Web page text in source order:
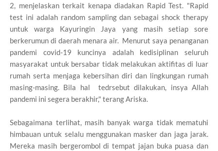
2, menjelaskan terkait kenapa diadakan Rapid Test. "Rapid
test ini adalah random sampling dan sebagai shock therapy
untuk warga Kayuringin Jaya yang masih setiap sore
berkerumun di daerah menara air. Menurut saya penanganan
pandemi covid-19 kuncinya adalah kedisiplinan seluruh
masyarakat untuk bersabar tidak melakukan aktifitas di luar
rumah serta menjaga kebersihan diri dan lingkungan rumah
masing-masing. Bila hal tedrsebut dilakukan, insya Allah
pandemi ini segera berakhir," terang Ariska.
Sebagaimana terlihat, masih banyak warga tidak mematuhi
himbauan untuk selalu menggunakan masker dan jaga jarak.
Mereka masih bergerombol di tempat jajan buka puasa dan